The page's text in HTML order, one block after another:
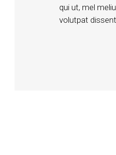
qui ut, mel
volutpat